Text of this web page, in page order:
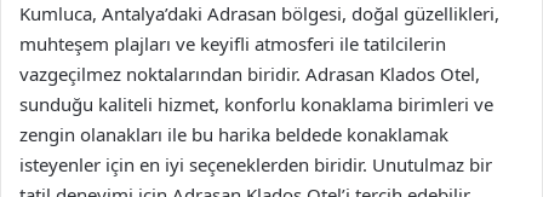
Kumluca, Antalya’daki Adrasan bölgesi, doğal güzellikleri,
muhteşem plajları ve keyifli atmosferi ile tatilcilerin
vazgeçilmez noktalarından biridir. Adrasan Klados Otel,
sunduğu kaliteli hizmet, konforlu konaklama birimleri ve
zengin olanakları ile bu harika beldede konaklamak
isteyenler için en iyi seçeneklerden biridir. Unutulmaz bir